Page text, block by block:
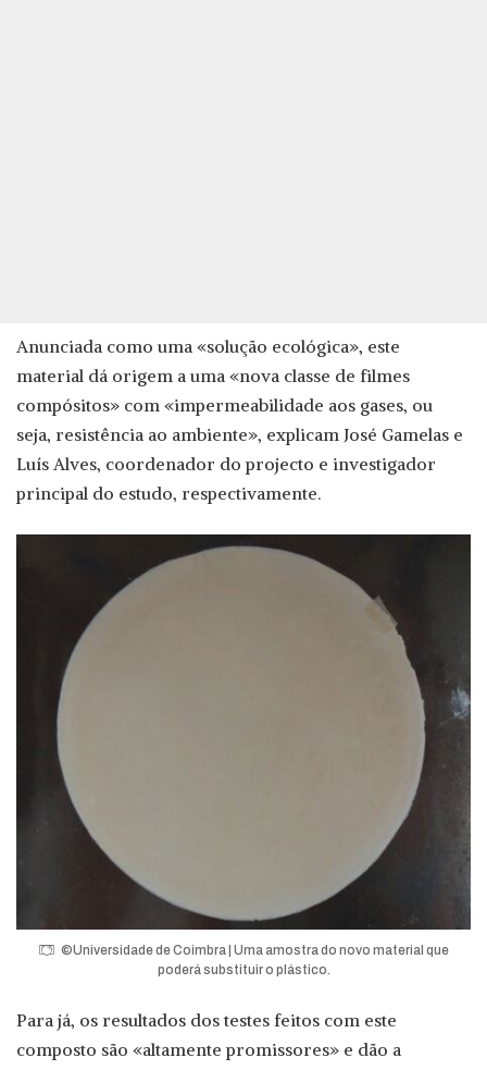
Anunciada como uma «solução ecológica», este
material dá origem a uma «nova classe de filmes
compósitos» com «impermeabilidade aos gases, ou
seja, resistência ao ambiente», explicam José Gamelas e
Luís Alves, coordenador do projecto e investigador
principal do estudo, respectivamente.
©Universidade de Coimbra | Uma amostra do novo material que
poderá substituir o plástico.
Para já, os resultados dos testes feitos com este
composto são «altamente promissores» e dão a